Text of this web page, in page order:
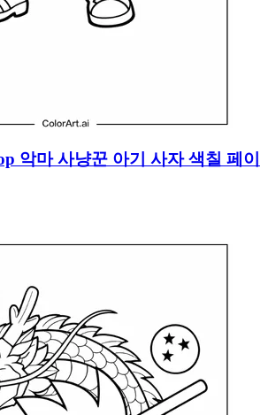
악마 사냥꾼 아기 사자 색칠 페이